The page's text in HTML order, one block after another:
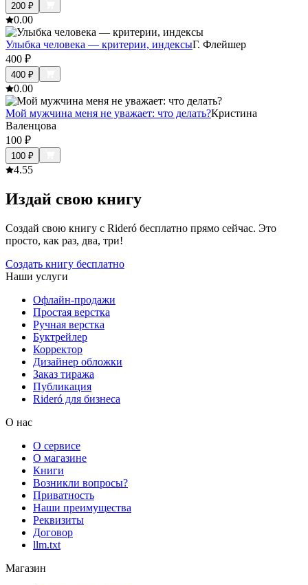
200 ₽
0.00
Улыбка человека — критерии, индексыГ. Флейшер
400 ₽
400 ₽
0.00
Мой мужчина меня не уважает: что делать?Кристина
Валенцова
100 ₽
100 ₽
4.55
Издай свою книгу
Создай свою книгу с Rideró бесплатно прямо сейчас. Это
просто, как раз, два, три!
Создать книгу бесплатно
Наши услуги
Офлайн-продажи
Простая верстка
Ручная верстка
Буктрейлер
Корректор
Дизайнер обложки
Заказ тиража
Публикация
Rideró для бизнеса
О нас
О сервисе
О магазине
Книги
Возникли вопросы?
Приватность
Наши преимущества
Реквизиты
Договор
llm.txt
Магазин